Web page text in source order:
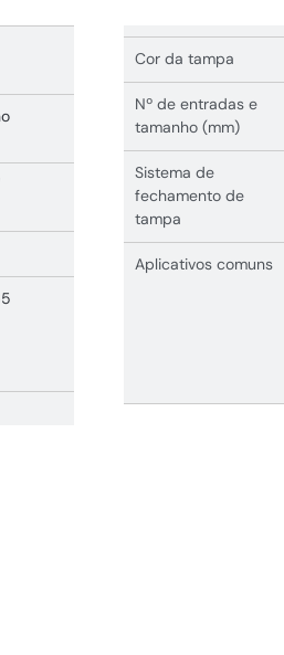
Cor da tampa
Nº de entradas e
tamanho (mm)
Sistema de
fechamento de
tampa
Aplicativos comuns